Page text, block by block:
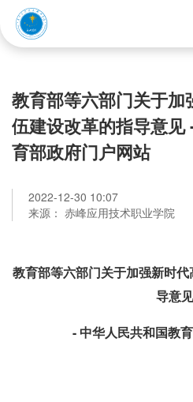
教育部等六部门关于加
伍建设改革的指导意见
育部政府门户网站
2022-12-30 10:07
来源： 赤峰应用技术职业学院
教育部等六部门关于加强新时
导意
- 中华人民共和国教